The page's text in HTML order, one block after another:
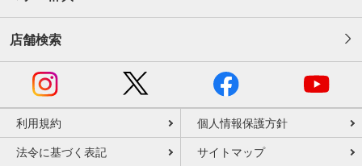
店舗検索
利用規約 個人情報保護方針
法令に基づく表記 サイトマップ